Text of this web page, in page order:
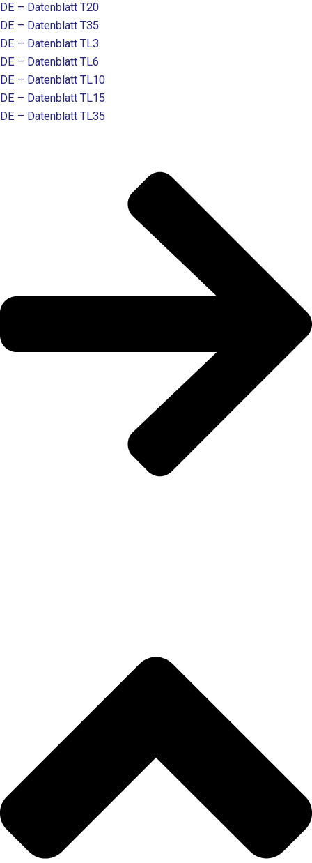
DE – Datenblatt T20
DE – Datenblatt T35
DE – Datenblatt TL3
DE – Datenblatt TL6
DE – Datenblatt TL10
DE – Datenblatt TL15
DE – Datenblatt TL35